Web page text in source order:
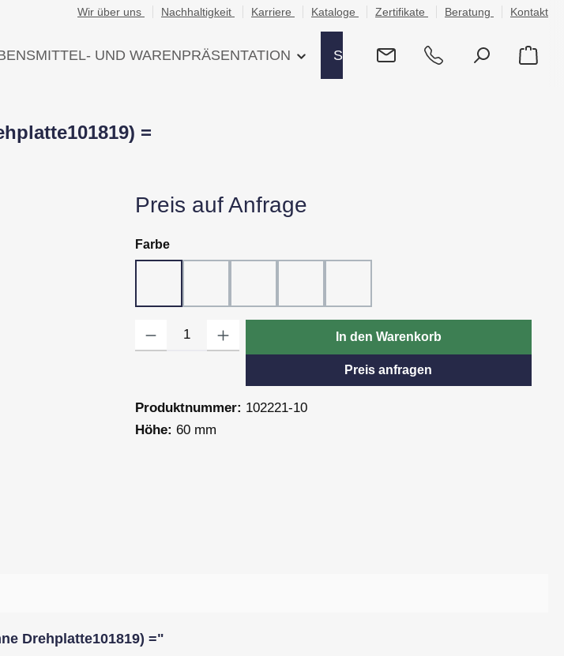
Wir über uns Nachhaltigkeit Karriere Kataloge Zertifikate Beratung Kontakt
UND WARENPRÄSENTATION SHOP
=
Preis auf Anfrage
Farbeauswählen
In den Warenkorb
Preis anfragen
Produktnummer: 102221-10
Höhe: 60 mm
Drehplatte101819) ="